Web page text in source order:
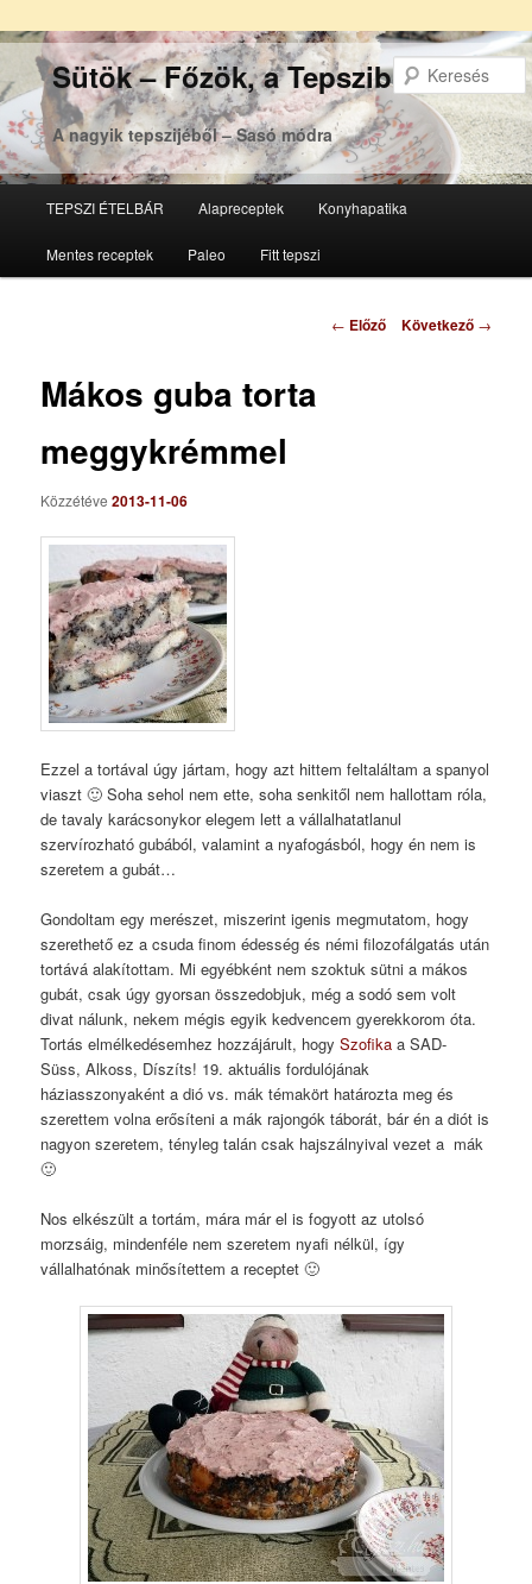
Sütök – Főzök, a Tepsziből
A nagyik tepszijéből – Sasó módra
Tovább
az
Tovább
a
TEPSZI ÉTELBÁR Alapreceptek Konyhapatika
Mentes receptek Paleo Fitt tepszi
Bejegyzés
← Előző Következő →
Mákos guba torta
meggykrémmel
Közzétéve2013-11-06
Ezzel a tortával úgy jártam, hogy azt hittem feltaláltam a spanyol
viaszt 🙂 Soha sehol nem ette, soha senkitől nem hallottam róla,
de tavaly karácsonykor elegem lett a vállalhatatlanul
szervírozható gubából, valamint a nyafogásból, hogy én nem is
szeretem a gubát…
Gondoltam egy merészet, miszerint igenis megmutatom, hogy
szerethető ez a csuda finom édesség és némi filozofálgatás után
tortává alakítottam. Mi egyébként nem szoktuk sütni a mákos
gubát, csak úgy gyorsan összedobjuk, még a sodó sem volt
divat nálunk, nekem mégis egyik kedvencem gyerekkorom óta.
Tortás elmélkedésemhez hozzájárult, hogySzofika a SAD-
Süss, Alkoss, Díszíts! 19. aktuális fordulójának
háziasszonyaként a dió vs. mák témakört határozta meg és
szerettem volna erősíteni a mák rajongók táborát, bár én a diót is
nagyon szeretem, tényleg talán csak hajszálnyival vezet a mák
🙂
Nos elkészült a tortám, mára már el is fogyott az utolsó
morzsáig, mindenféle nem szeretem nyafi nélkül, így
vállalhatónak minősítettem a receptet 🙂